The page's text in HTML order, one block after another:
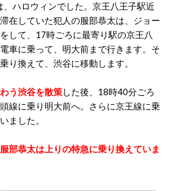
ハロウィンでした。京王八王子駅近
在していた犯人の服部恭太は、ジョー
して、17時ごろに最寄り駅の京王八
車に乗って、明大前まで行きます。そ
り換えて、渋谷に移動します。
う渋谷を散策した後、18時40分ごろ
線に乗り明大前へ。さらに京王線に乗
ました。
部恭太は上りの特急に乗り換えていま